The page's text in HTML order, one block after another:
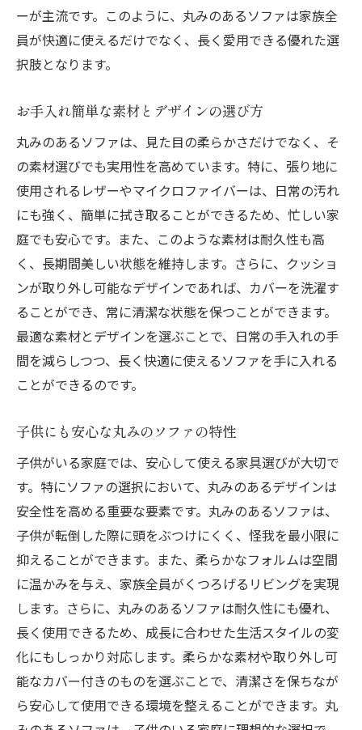
ーが主流です。このように、丸みのあるソファは家族全
員が快適に使えるだけでなく、長く愛用できる優れた選
択肢となります。
お手入れ簡単な素材とデザインの選び方
丸みのあるソファは、見た目の柔らかさだけでなく、そ
の素材選びでも実用性を高めています。特に、張り地に
使用されるレザーやマイクロファイバーは、日常の汚れ
にも強く、簡単に拭き取ることができるため、忙しい家
庭でも安心です。また、このような素材は耐久性も高
く、長期間美しい状態を維持します。さらに、クッショ
ンが取り外し可能なデザインであれば、カバーを洗濯す
ることができ、常に清潔な状態を保つことができます。
最適な素材とデザインを選ぶことで、日常の手入れの手
間を減らしつつ、長く快適に使えるソファを手に入れる
ことができるのです。
子供にも安心な丸みのソファの特性
子供がいる家庭では、安心して使える家具選びが大切で
す。特にソファの選択において、丸みのあるデザインは
安全性を高める重要な要素です。丸みのあるソファは、
子供が転倒した際に頭をぶつけにくく、怪我を最小限に
抑えることができます。また、柔らかなフォルムは空間
に温かみを与え、家族全員がくつろげるリビングを実現
します。さらに、丸みのあるソファは耐久性にも優れ、
長く使用できるため、成長に合わせた生活スタイルの変
化にもしっかり対応します。柔らかな素材や取り外し可
能なカバー付きのものを選ぶことで、清潔さを保ちなが
ら安心して使用できる環境を整えることができます。丸